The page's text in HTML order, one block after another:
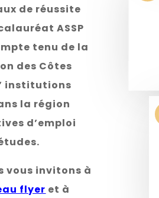
de réussite
ASSP
tenu de la
des Côtes
institutions
la région
d’emploi
vous invitons à
flyer et à